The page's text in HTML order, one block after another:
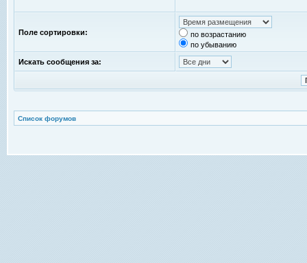
Поле сортировки:
по возрастанию
по убыванию
Искать сообщения за:
Список форумов